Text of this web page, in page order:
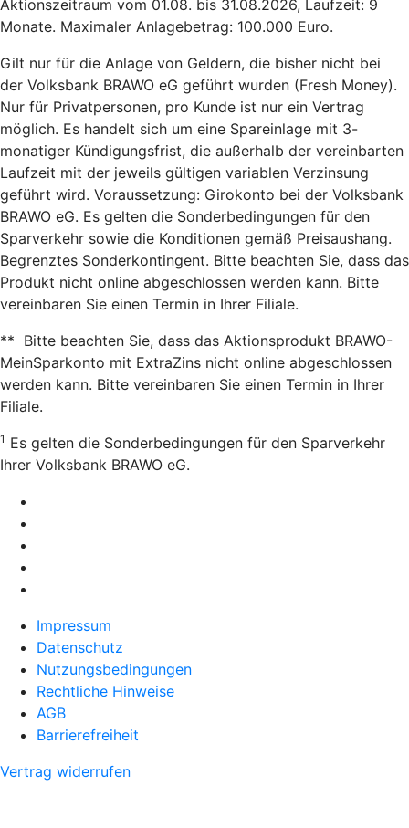
Aktionszeitraum vom 01.08. bis 31.08.2026, Laufzeit: 9
Monate. Maximaler Anlagebetrag: 100.000 Euro.
Gilt nur für die Anlage von Geldern, die bisher nicht bei
der Volksbank BRAWO eG geführt wurden (Fresh Money).
Nur für Privatpersonen, pro Kunde ist nur ein Vertrag
möglich. Es handelt sich um eine Spareinlage mit 3-
monatiger Kündigungsfrist, die außerhalb der vereinbarten
Laufzeit mit der jeweils gültigen variablen Verzinsung
geführt wird. Voraussetzung: Girokonto bei der Volksbank
BRAWO eG. Es gelten die Sonderbedingungen für den
Sparverkehr sowie die Konditionen gemäß Preisaushang.
Begrenztes Sonderkontingent. Bitte beachten Sie, dass das
Produkt nicht online abgeschlossen werden kann. Bitte
vereinbaren Sie einen Termin in Ihrer Filiale.
** Bitte beachten Sie, dass das Aktionsprodukt BRAWO-
MeinSparkonto mit ExtraZins nicht online abgeschlossen
werden kann. Bitte vereinbaren Sie einen Termin in Ihrer
Filiale.
1 Es gelten die Sonderbedingungen für den Sparverkehr
Ihrer Volksbank BRAWO eG.
Impressum
Datenschutz
Nutzungsbedingungen
Rechtliche Hinweise
AGB
Barrierefreiheit
Vertrag widerrufen